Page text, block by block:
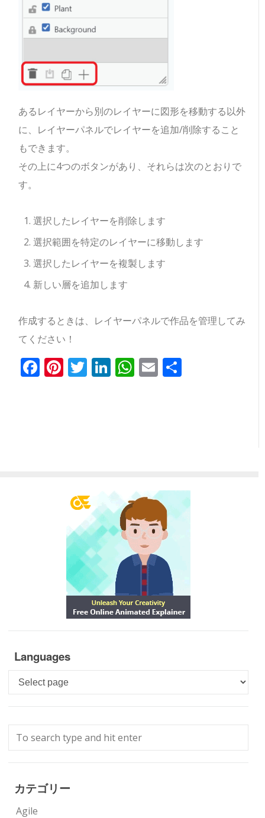
あるレイヤーから別のレイヤーに図形を移動する以外
に、レイヤーパネルでレイヤーを追加/削除すること
もできます。
その上に4つのボタンがあり、それらは次のとおりで
す。
選択したレイヤーを削除します
選択範囲を特定のレイヤーに移動します
選択したレイヤーを複製します
新しい層を追加します
作成するときは、レイヤーパネルで作品を管理してみ
てください！
Facebook
Pinterest
Twitter
LinkedIn
WhatsApp
Email
Languages
Languages
カテゴリー
Agile